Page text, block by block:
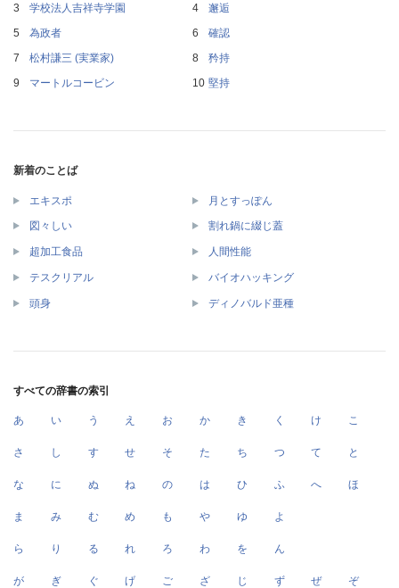
学校法人吉祥寺学園
邂逅
為政者
確認
松村謙三 (実業家)
矜持
マートルコービン
堅持
新着のことば
エキスポ 月とすっぽん
図々しい 割れ鍋に綴じ蓋
超加工食品 人間性能
テスクリアル バイオハッキング
頭身 ディノバルド亜種
すべての辞書の索引
あ い う え お か き く け こ
さ し す せ そ た ち つ て と
な に ぬ ね の は ひ ふ へ ほ
ま み む め も や ゆ よ
ら り る れ ろ わ を ん
が ぎ ぐ げ ご ざ じ ず ぜ ぞ